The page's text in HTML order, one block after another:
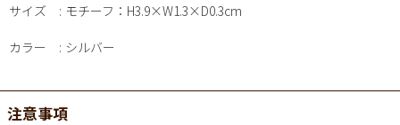
サイズ モチーフ：H3.9×W1.3×D0.3cm
カラー シルバー
注意事項